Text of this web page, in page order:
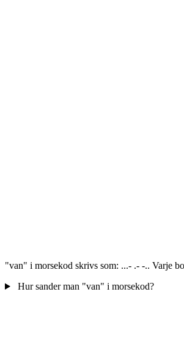
"van" i morsekod skrivs som: ...- .- -.. Varje
Hur sander man "van" i morsekod?